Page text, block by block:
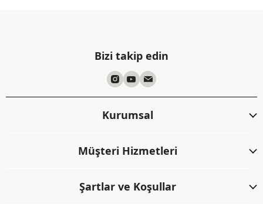
Bizi takip edin
Kurumsal
Müşteri Hizmetleri
Şartlar ve Koşullar